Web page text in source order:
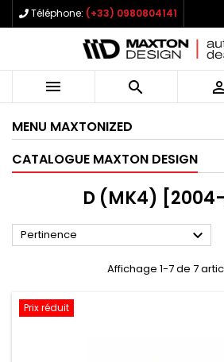
Téléphone: (+33) 0980804141
 
MENU MAXTONIZED
CATALOGUE MAXTON DESIGN
D (MK4)
Pertinence 
Affichage 1-7 de 7
Prix réduit